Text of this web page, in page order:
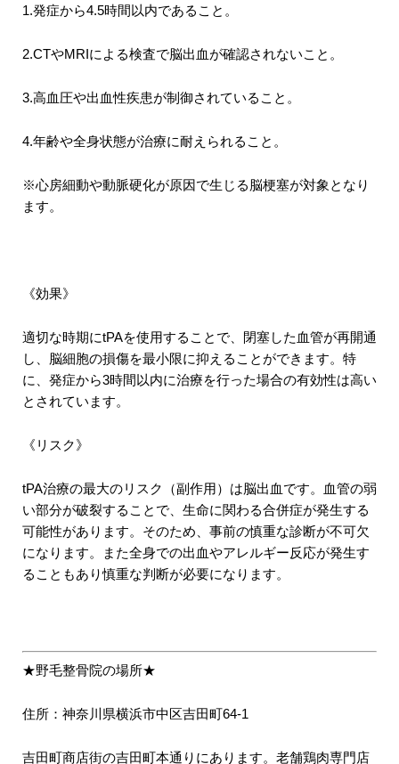
1.発症から4.5時間以内であること。
2.CTやMRIによる検査で脳出血が確認されないこと。
3.高血圧や出血性疾患が制御されていること。
4.年齢や全身状態が治療に耐えられること。
※心房細動や動脈硬化が原因で生じる脳梗塞が対象となり
ます。
《効果》
適切な時期にtPAを使用することで、閉塞した血管が再開通
し、脳細胞の損傷を最小限に抑えることができます。特
に、発症から3時間以内に治療を行った場合の有効性は高い
とされています。
《リスク》
tPA治療の最大のリスク（副作用）は脳出血です。血管の弱
い部分が破裂することで、生命に関わる合併症が発生する
可能性があります。そのため、事前の慎重な診断が不可欠
になります。また全身での出血やアレルギー反応が発生す
ることもあり慎重な判断が必要になります。
★野毛整骨院の場所★
住所：神奈川県横浜市中区吉田町64-1
吉田町商店街の吉田町本通りにあります。老舗鶏肉専門店